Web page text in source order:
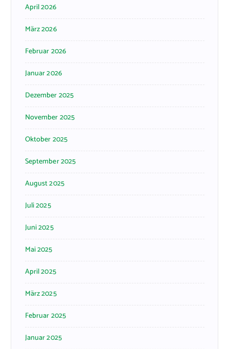
April 2026
März 2026
Februar 2026
Januar 2026
Dezember 2025
November 2025
Oktober 2025
September 2025
August 2025
Juli 2025
Juni 2025
Mai 2025
April 2025
März 2025
Februar 2025
Januar 2025